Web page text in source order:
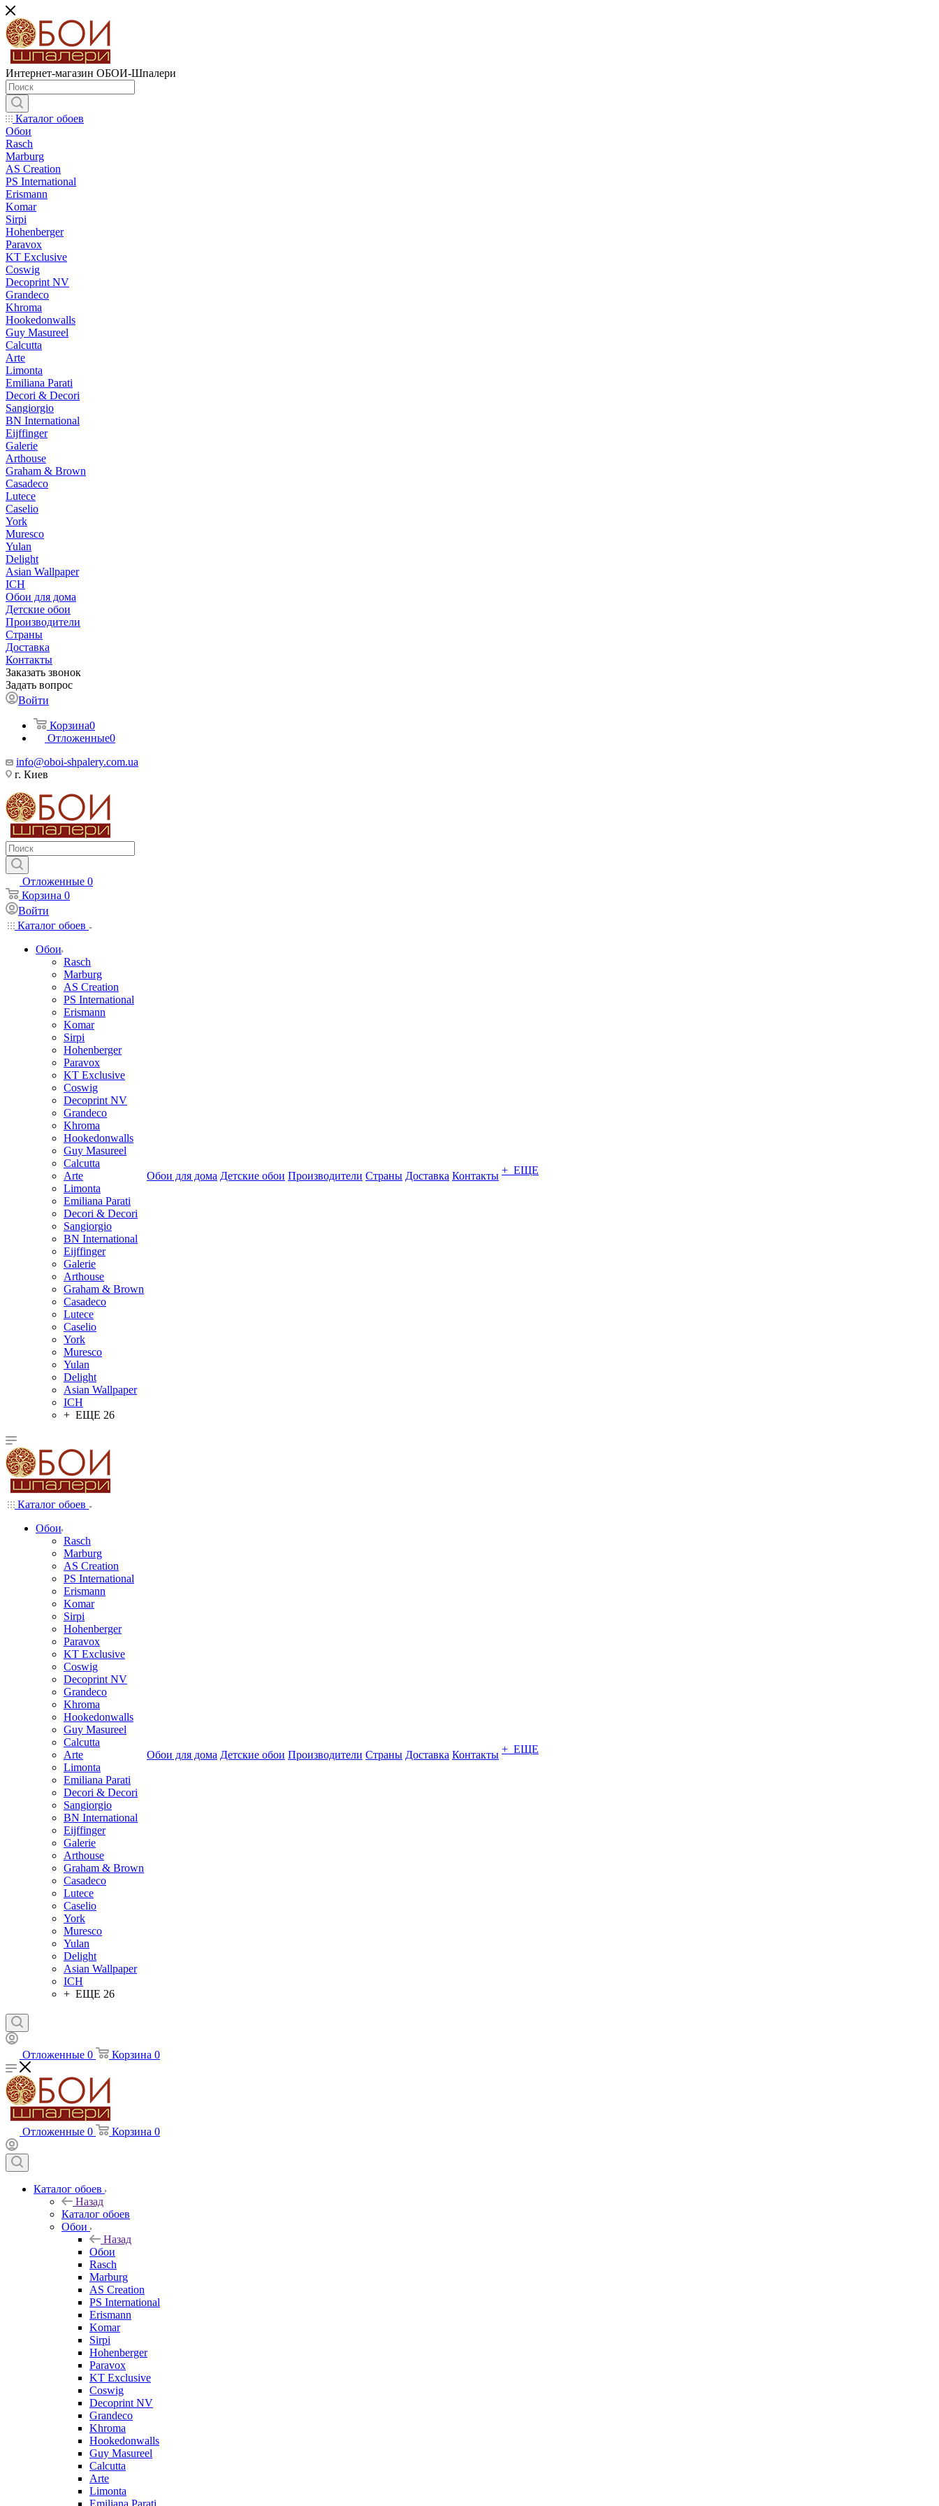
Интернет-магазин ОБОИ-Шпалери
Каталог обоев
Обои
Rasch
Marburg
AS Creation
PS International
Erismann
Komar
Sirpi
Hohenberger
Paravox
KT Exclusive
Coswig
Decoprint NV
Grandeco
Khroma
Hookedonwalls
Guy Masureel
Calcutta
Arte
Limonta
Emiliana Parati
Decori & Decori
Sangiorgio
BN International
Eijffinger
Galerie
Arthouse
Graham & Brown
Casadeco
Lutece
Caselio
York
Muresco
Yulan
Delight
Asian Wallpaper
ICH
Обои для дома
Детские обои
Производители
Страны
Доставка
Контакты
Заказать звонок
Задать вопрос
Войти
Корзина0
Отложенные0
info@oboi-shpalery.com.ua
г. Киев
Отложенные 0
Корзина 0
Войти
Каталог обоев
Обои
Rasch
Marburg
AS Creation
PS International
Erismann
Komar
Sirpi
Hohenberger
Paravox
KT Exclusive
Coswig
Decoprint NV
Grandeco
Khroma
Hookedonwalls
Guy Masureel
Calcutta
Arte
Limonta
Emiliana Parati
Decori & Decori
Sangiorgio
BN International
Eijffinger
Galerie
Arthouse
Graham & Brown
Casadeco
Lutece
Caselio
York
Muresco
Yulan
Delight
Asian Wallpaper
ICH
+ ЕЩЕ 26
Обои для дома Детские обои Производители Страны Доставка Контакты + ЕЩЕ
Каталог обоев
Обои
Rasch
Marburg
AS Creation
PS International
Erismann
Komar
Sirpi
Hohenberger
Paravox
KT Exclusive
Coswig
Decoprint NV
Grandeco
Khroma
Hookedonwalls
Guy Masureel
Calcutta
Arte
Limonta
Emiliana Parati
Decori & Decori
Sangiorgio
BN International
Eijffinger
Galerie
Arthouse
Graham & Brown
Casadeco
Lutece
Caselio
York
Muresco
Yulan
Delight
Asian Wallpaper
ICH
+ ЕЩЕ 26
Обои для дома Детские обои Производители Страны Доставка Контакты + ЕЩЕ
Отложенные 0 Корзина 0
Отложенные 0 Корзина 0
Каталог обоев
Назад
Каталог обоев
Обои
Назад
Обои
Rasch
Marburg
AS Creation
PS International
Erismann
Komar
Sirpi
Hohenberger
Paravox
KT Exclusive
Coswig
Decoprint NV
Grandeco
Khroma
Hookedonwalls
Guy Masureel
Calcutta
Arte
Limonta
Emiliana Parati